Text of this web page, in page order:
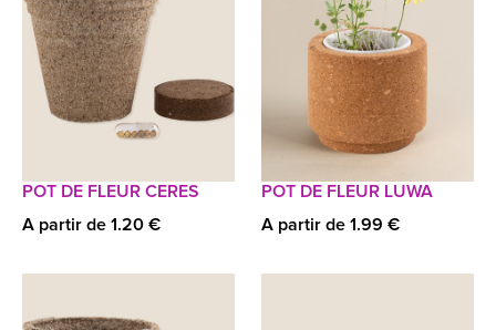
POT DE FLEUR CERES
A partir de 1.20 €
POT DE FLEUR LUWA
A partir de 1.99 €